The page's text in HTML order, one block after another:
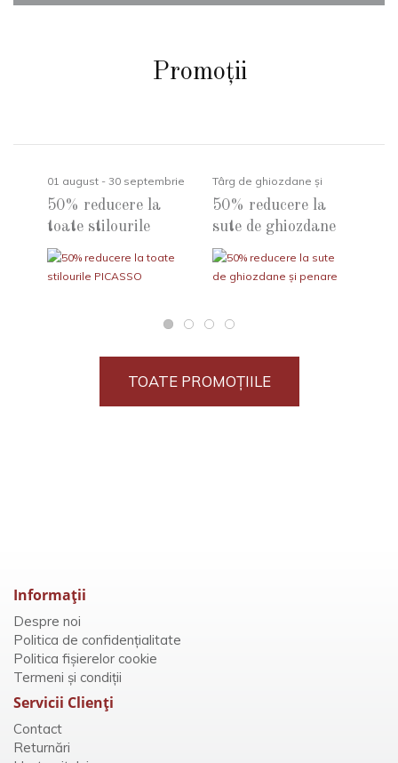
Promoții
01 august - 30 septembrie
2026
50% reducere la
toate stilourile
PICASSO
Târg de ghiozdane și
penare deștepte
50% reducere la
sute de ghiozdane
și penare
TOATE PROMOȚIILE
Informaţii
Despre noi
Politica de confidențialitate
Politica fișierelor cookie
Termeni și condiții
Servicii Clienţi
Contact
Returnări